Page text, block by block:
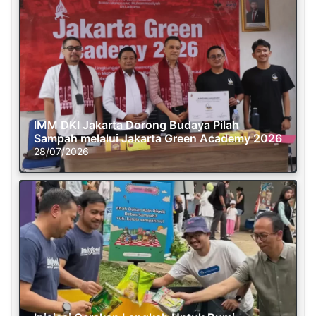
IMM DKI Jakarta Dorong Budaya Pilah
Sampah melalui Jakarta Green Academy 2026
28/07/2026